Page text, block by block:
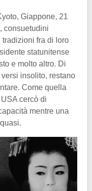
Giappone, 21
consuetudini
fra di loro
statunitense
e molto altro. Di
insolito, restano
Come quella
cercò di
mentre una